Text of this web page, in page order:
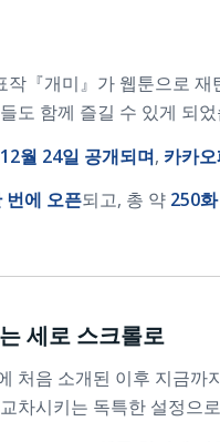
『개미』가 웹툰으로
도 함께 즐길 수 있게 되
월 24일 공개되며, 카카
번에 오픈되고, 총 약 250
세로 스크롤로
처음 소개된 이후 지금
차시키는 독특한 설정으